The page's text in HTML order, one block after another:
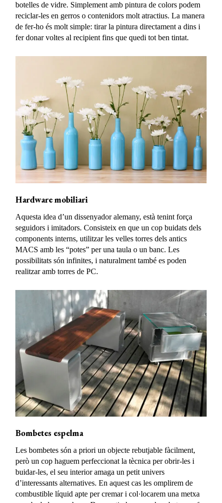
botelles de vidre. Simplement amb pintura de colors podem
reciclar-les en gerros o contenidors molt atractius. La manera
de fer-ho és molt simple: tirar la pintura directament a dins i
fer donar voltes al recipient fins que quedi tot ben tintat.
Hardware mobiliari
Aquesta idea d’un dissenyador alemany, està tenint força
seguidors i imitadors. Consisteix en que un cop buidats dels
components interns, utilitzar les velles torres dels antics
MACS amb les “potes” per una taula o un banc. Les
possibilitats són infinites, i naturalment també es poden
realitzar amb torres de PC.
Bombetes espelma
Les bombetes són a priori un objecte rebutjable fàcilment,
però un cop haguem perfeccionat la tècnica per obrir-les i
buidar-les, el seu interior amaga un petit univers
d’interessants alternatives. En aquest cas les omplirem de
combustible líquid apte per cremar i col·locarem una metxa